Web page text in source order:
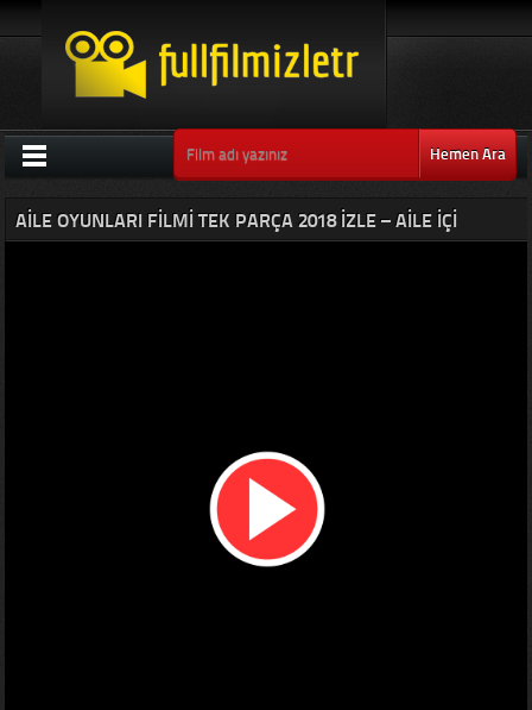
Hemen Ara
AILE OYUNLARI FILMI TEK PARÇA 2018 IZLE – AILE IÇI